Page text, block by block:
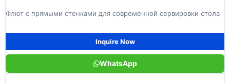
Флют с прямыми стенками для современной сервировки стола
Inquire Now
WhatsApp